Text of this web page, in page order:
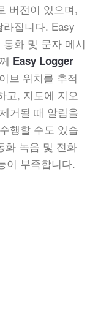
버전이 있으며,
집니다. Easy
화 및 문자 메시
Easy Logger
브 위치를 추적
고, 지도에 지오
거될 때 알림을
행할 수도 있습
화 녹음 및 전화
이 부족합니다.